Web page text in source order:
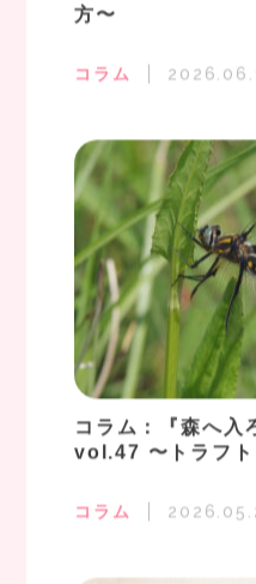
方〜
コラム
コラム：『森へ
vol.47 〜トラフト
コラム